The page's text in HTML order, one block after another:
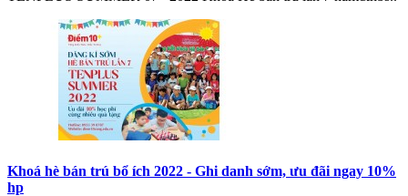
Khoá hè bán trú bổ ích 2022 - Ghi danh sớm, ưu đãi ngay 10%
hp